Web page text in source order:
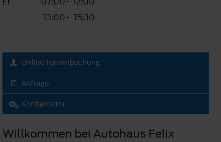
13:00- 15:30
Online Terminbuchung
Anfrage
Konfigurator
Willkommen bei Autohaus Felix